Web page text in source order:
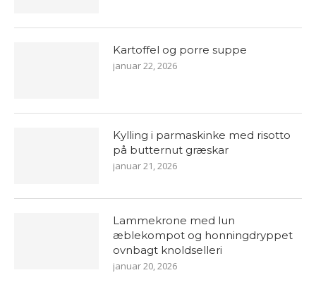
Kartoffel og porre suppe
januar 22, 2026
Kylling i parmaskinke med risotto
på butternut græskar
januar 21, 2026
Lammekrone med lun
æblekompot og honningdryppet
ovnbagt knoldselleri
januar 20, 2026